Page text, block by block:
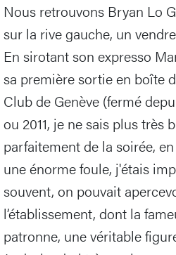
Nous retrouvons Bryan Lo
sur la rive gauche, un
En sirotant son expresso
sa première sortie en boîte
Club de Genève (fermé
ou 2011, je ne sais plus très
parfaitement de la soirée,
une énorme foule, j'étais
souvent, on pouvait
l’établissement, dont la
patronne, une véritable